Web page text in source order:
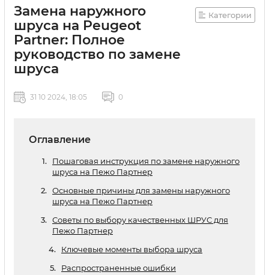
Замена наружного
шруса на Peugeot
Partner: Полное
руководство по замене
шруса
Категории
31 10 2024, 18:05 0
Оглавление
Пошаговая инструкция по замене наружного
шруса на Пежо Партнер
Основные причины для замены наружного
шруса на Пежо Партнер
Советы по выбору качественных ШРУС для
Пежо Партнер
Ключевые моменты выбора шруса
Распространенные ошибки